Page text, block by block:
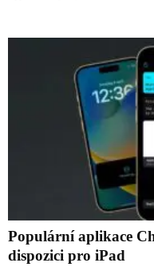
Populární aplikace
dispozici pro iPad